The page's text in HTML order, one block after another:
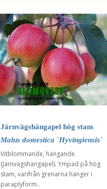
Järnvägshängapel hög stam
Malus domestica `Hyvingiensis`
Vitblommande, hängande.
(Järnvägshängapel). Ympad på hög
stam, varifrån grenarna hänger i
paraplyform..